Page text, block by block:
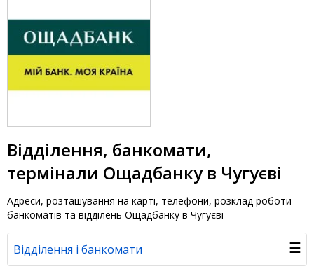
Відділення, банкомати,
термінали Ощадбанку в Чугуєві
Адреси, розташування на карті, телефони, розклад роботи
банкоматів та відділень Ощадбанку в Чугуєві
Відділення і банкомати ☰